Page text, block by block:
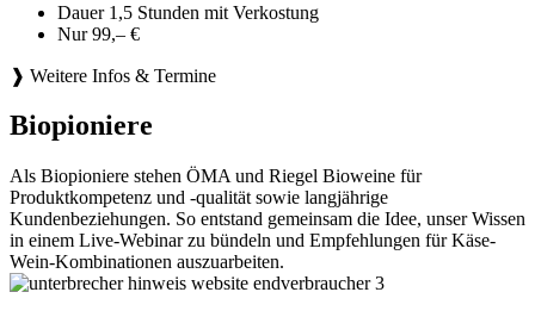
Dauer 1,5 Stunden mit Verkostung
Nur 99,– €
❱ Weitere Infos & Termine
Biopioniere
Als Biopioniere stehen ÖMA und Riegel Bioweine für
Produktkompetenz und -qualität sowie langjährige
Kundenbeziehungen. So entstand gemeinsam die Idee, unser Wissen
in einem Live-Webinar zu bündeln und Empfehlungen für Käse-
Wein-Kombinationen auszuarbeiten.